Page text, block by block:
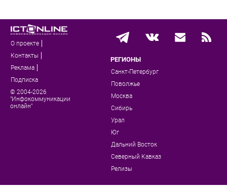
О проекте
Контакты
Реклама
Подписка
© 2004-2026
"Инфокоммуникации
онлайн"
РЕГИОНЫ
Санкт-Петербург
Поволжье
Москва
Сибирь
Урал
Юг
Дальний Восток
Северный Кавказ
Релизы